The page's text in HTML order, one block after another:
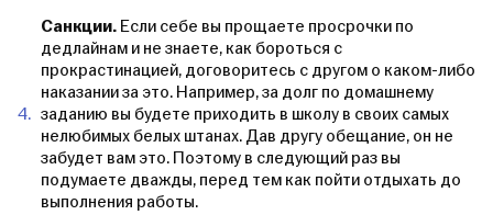
Санкции.Если себе вы прощаете просрочки по
дедлайнам и не знаете, как бороться с
прокрастинацией, договоритесь с другом о каком-либо
наказании за это. Например, за долг по домашнему
заданию вы будете приходить в школу в своих самых
нелюбимых белых штанах. Дав другу обещание, он не
забудет вам это. Поэтому в следующий раз вы
подумаете дважды, перед тем как пойти отдыхать до
выполнения работы.